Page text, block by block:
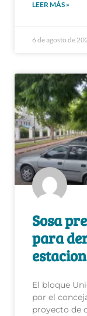
LEER MÁS »
6 de agosto de
Sosa
para
El bloque
por el
proyecto de